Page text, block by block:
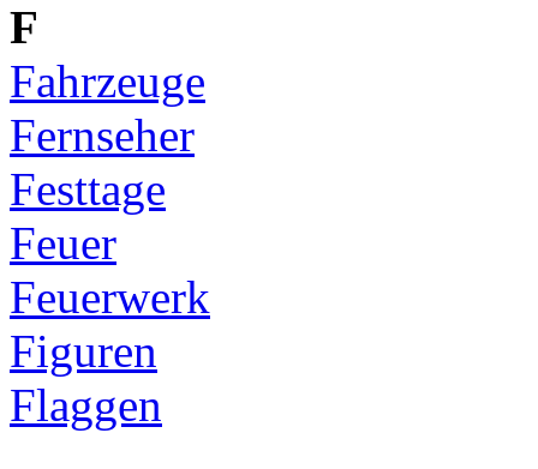
F
Fahrzeuge
Fernseher
Festtage
Feuer
Feuerwerk
Figuren
Flaggen